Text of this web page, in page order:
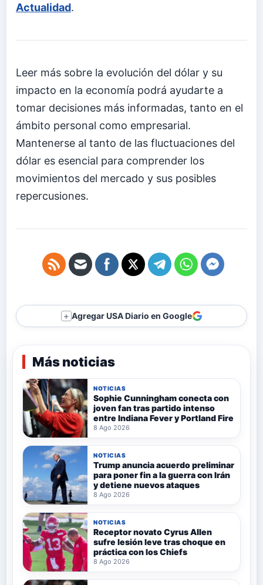
Actualidad.
Leer más sobre la evolución del dólar y su
impacto en la economía podrá ayudarte a
tomar decisiones más informadas, tanto en el
ámbito personal como empresarial.
Mantenerse al tanto de las fluctuaciones del
dólar es esencial para comprender los
movimientos del mercado y sus posibles
repercusiones.
＋ Agregar USA Diario en Google
Más noticias
NOTICIAS
Sophie Cunningham conecta con
joven fan tras partido intenso
entre Indiana Fever y Portland Fire
8 Ago 2026
NOTICIAS
Trump anuncia acuerdo preliminar
para poner fin a la guerra con Irán
y detiene nuevos ataques
8 Ago 2026
NOTICIAS
Receptor novato Cyrus Allen
sufre lesión leve tras choque en
práctica con los Chiefs
8 Ago 2026